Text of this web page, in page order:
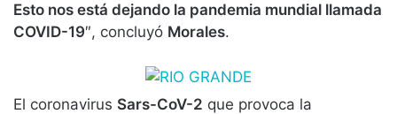
Esto nos está dejando la pandemia mundial llamada
COVID-19″, concluyó Morales.
El coronavirus Sars-CoV-2 que provoca la